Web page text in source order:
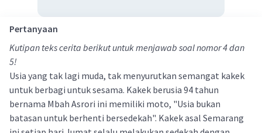
Pertanyaan
Kutipan teks cerita berikut untuk menjawab soal nomor 4 dan
5!
Usia yang tak lagi muda, tak menyurutkan semangat kakek
untuk berbagi untuk sesama. Kakek berusia 94 tahun
bernama Mbah Asrori ini memiliki moto, "Usia bukan
batasan untuk berhenti bersedekah". Kakek asal Semarang